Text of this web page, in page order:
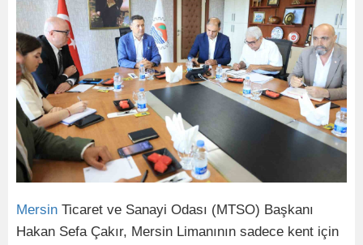
Mersin Ticaret ve Sanayi Odası (MTSO) Başkanı
Hakan Sefa Çakır, Mersin Limanının sadece kent için